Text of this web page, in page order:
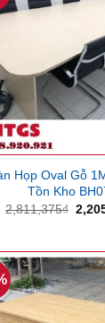
Họp Oval Gỗ
Tồn Kho
2,811,375₫ Giá